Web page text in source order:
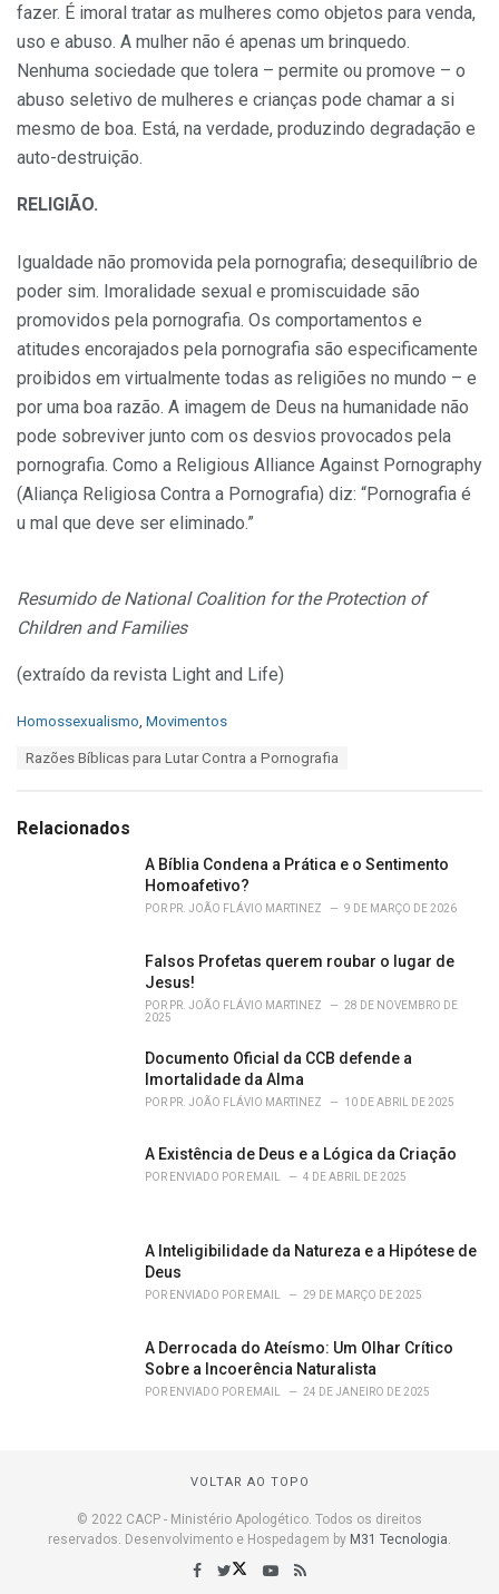
fazer. É imoral tratar as mulheres como objetos para venda,
uso e abuso. A mulher não é apenas um brinquedo.
Nenhuma sociedade que tolera – permite ou promove – o
abuso seletivo de mulheres e crianças pode chamar a si
mesmo de boa. Está, na verdade, produzindo degradação e
auto-destruição.
RELIGIÃO.
Igualdade não promovida pela pornografia; desequilíbrio de
poder sim. Imoralidade sexual e promiscuidade são
promovidos pela pornografia. Os comportamentos e
atitudes encorajados pela pornografia são especificamente
proibidos em virtualmente todas as religiões no mundo – e
por uma boa razão. A imagem de Deus na humanidade não
pode sobreviver junto com os desvios provocados pela
pornografia. Como a Religious Alliance Against Pornography
(Aliança Religiosa Contra a Pornografia) diz: “Pornografia é
u mal que deve ser eliminado.”
Resumido de National Coalition for the Protection of
Children and Families
(extraído da revista Light and Life)
C
o
r
Homossexualismo Movimentos
:
Razões Bíblicas para Lutar Contra a Pornografia
Relacionados
A Bíblia Condena a Prática e o Sentimento
Homoafetivo?
POR PR. JOÃO FLÁVIO MARTINEZ 9 DE MARÇO DE 2026
Falsos Profetas querem roubar o lugar de
Jesus!
POR PR. JOÃO FLÁVIO MARTINEZ
28 DE NOVEMBRO DE
2025
Documento Oficial da CCB defende a
Imortalidade da Alma
POR PR. JOÃO FLÁVIO MARTINEZ 10 DE ABRIL DE 2025
A Existência de Deus e a Lógica da Criação
POR ENVIADO POR EMAIL 4 DE ABRIL DE 2025
A Inteligibilidade da Natureza e a Hipótese de
Deus
POR ENVIADO POR EMAIL 29 DE MARÇO DE 2025
A Derrocada do Ateísmo: Um Olhar Crítico
Sobre a Incoerência Naturalista
POR ENVIADO POR EMAIL 24 DE JANEIRO DE 2025
VOLTAR AO TOPO
© 2022 CACP - Ministério Apologético. Todos os direitos
reservados. Desenvolvimento e Hospedagem by M31 Tecnologia.